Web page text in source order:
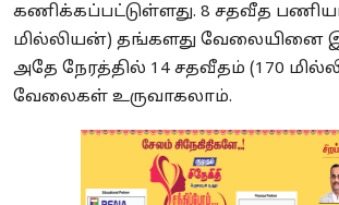
கணிக்கப்பட்டுள்ளது. 8 சதவீத
மில்லியன்) தங்களது வேலையினை
அதே நேரத்தில் 14 சதவீதம் (170
வேலைகள் உருவாகலாம்.